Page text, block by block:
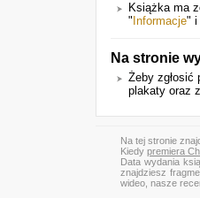
Książka ma
" Informacje" i
Na stronie
Żeby zgłosić
plakaty oraz
Na tej stronie
Kiedy premiera
Data wydania
znajdziesz
wideo, nasze